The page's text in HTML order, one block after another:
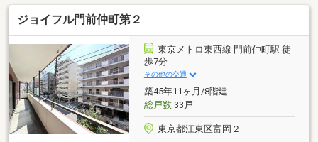
く行く場所へのルートや所要時間がわかる「Door to
Door機能」で、通勤・通学時間もスムーズに検索でき
ます。東宝ハウス大田東京では、物件のご紹介にとど
まらず、独自の会員サービス「TOHO HOUSE CLUB」
や「未来カレンダー」を活用したライフプランニング
を通じて、ご入居後もお客様の安心と豊かな暮らしに
寄り添い続けます。
ジョイフル門前仲町第２
東京メトロ東西線 門前仲町駅 徒
歩7分
その他の交通
築45年11ヶ月/8階建
総戸数33戸
東京都江東区富岡２